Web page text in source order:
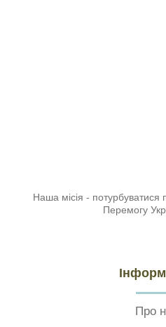
Наша місія - потурбуватися
Перемогу
Про